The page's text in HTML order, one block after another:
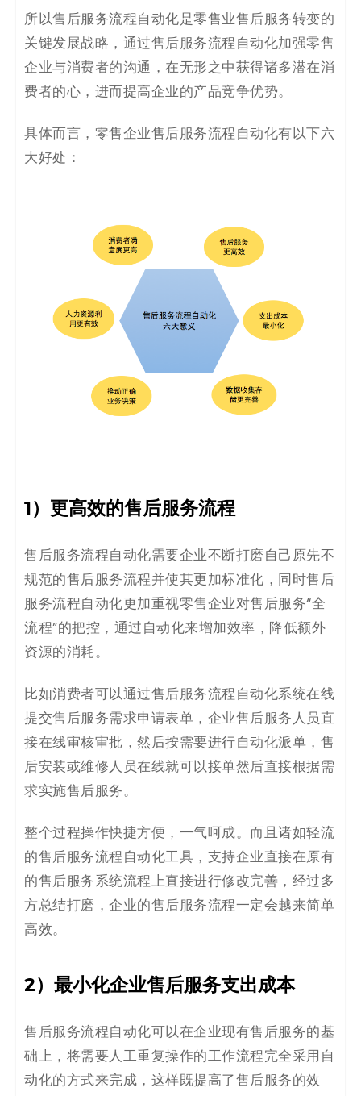
所以售后服务流程自动化是零售业售后服务转变的
关键发展战略，通过售后服务流程自动化加强零售
企业与消费者的沟通，在无形之中获得诸多潜在消
费者的心，进而提高企业的产品竞争优势。
具体而言，零售企业售后服务流程自动化有以下六
大好处：
1）更高效的售后服务流程
售后服务流程自动化需要企业不断打磨自己原先不
规范的售后服务流程并使其更加标准化，同时售后
服务流程自动化更加重视零售企业对售后服务“全
流程”的把控，通过自动化来增加效率，降低额外
资源的消耗。
比如消费者可以通过售后服务流程自动化系统在线
提交售后服务需求申请表单，企业售后服务人员直
接在线审核审批，然后按需要进行自动化派单，售
后安装或维修人员在线就可以接单然后直接根据需
求实施售后服务。
整个过程操作快捷方便，一气呵成。而且诸如轻流
的售后服务流程自动化工具，支持企业直接在原有
的售后服务系统流程上直接进行修改完善，经过多
方总结打磨，企业的售后服务流程一定会越来简单
高效。
2）最小化企业售后服务支出成本
售后服务流程自动化可以在企业现有售后服务的基
础上，将需要人工重复操作的工作流程完全采用自
动化的方式来完成，这样既提高了售后服务的效